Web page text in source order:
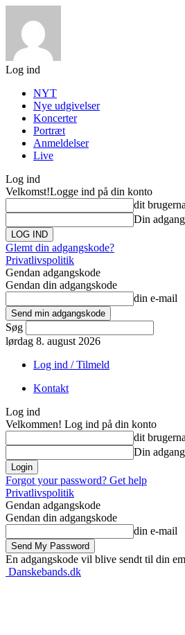
Log ind
NYT
Nye udgivelser
Koncerter
Portræt
Anmeldelser
Live
Log ind
Velkomst!Logge ind på din konto
dit
Din
Glemt din adgangskode?
Privatlivspolitik
Gendan adgangskode
Gendan din adgangskode
din e-mail
Søg
lørdag 8. august 2026
Log ind / Tilmeld
Kontakt
Log ind
Velkommen! Log ind på din konto
dit
Din
Forgot your password? Get help
Privatlivspolitik
Gendan adgangskode
Gendan din adgangskode
din e-mail
En adgangskode vil blive sendt til din
Danskebands.dk